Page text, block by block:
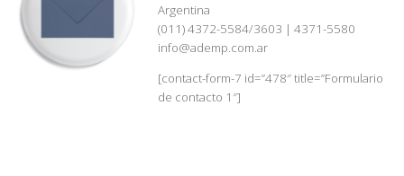
Argentina
(011) 4372-5584/3603 | 4371-5580
info@ademp.com.ar
[contact-form-7 id=”478″ title=”Formulario
de contacto 1″]